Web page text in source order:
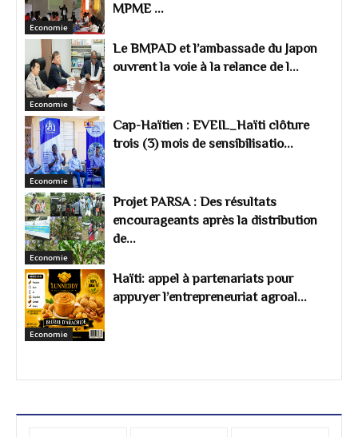
Economie
MPME ...
Economie
Le BMPAD et l’ambassade du Japon
ouvrent la voie à la relance de l...
Economie
Cap-Haïtien : EVEIL_Haïti clôture
trois (3) mois de sensibilisatio...
Economie
Projet PARSA : Des résultats
encourageants après la distribution
de...
Economie
Haïti: appel à partenariats pour
appuyer l’entrepreneuriat agroal...